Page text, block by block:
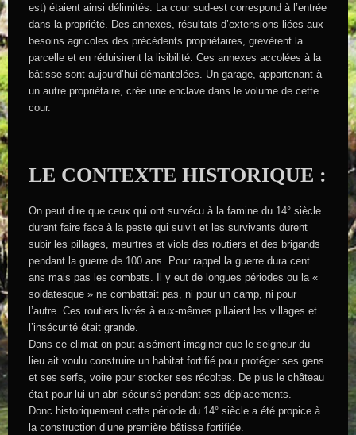
est) étaient ainsi délimités. La cour sud-est correspond à l’entrée
dans la propriété. Des annexes, résultats d’extensions liées aux
besoins agricoles des précédents propriétaires, grevèrent la
parcelle et en réduisirent la lisibilité. Ces annexes accolées à la
bâtisse sont aujourd’hui démantelées. Un garage, appartenant à
un autre propriétaire, crée une enclave dans le volume de cette
cour.
LE CONTEXTE HISTORIQUE :
On peut dire que ceux qui ont survécu à la famine du 14° siècle
durent faire face à la peste qui suivit et les survivants durent
subir les pillages, meurtres et viols des routiers et des brigands
pendant la guerre de 100 ans. Pour rappel la guerre dura cent
ans mais pas les combats. Il y eut de longues périodes ou la «
soldatesque » ne combattait pas, ni pour un camp, ni pour
l’autre. Ces routiers livrés à eux-mêmes pillaient les villages et
l’insécurité était grande.
Dans ce climat on peut aisément imaginer que le seigneur du
lieu ait voulu construire un habitat fortifié pour protéger ses gens
et ses serfs, voire pour stocker ses récoltes. De plus le château
était pour lui un abri sécurisé pendant ses déplacements.
Donc historiquement cette période du 14° siècle a été propice à
la construction d’une première bâtisse fortifiée.